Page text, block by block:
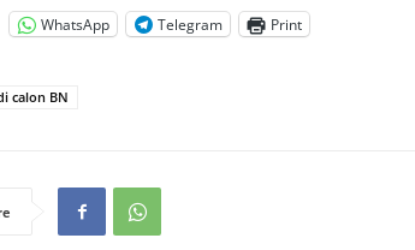
WhatsApp Telegram Print
calon BN